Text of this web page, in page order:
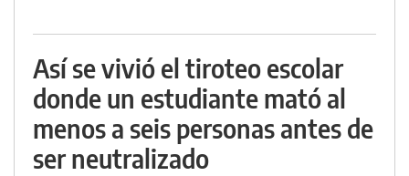
Así se vivió el tiroteo escolar
donde un estudiante mató al
menos a seis personas antes de
ser neutralizado